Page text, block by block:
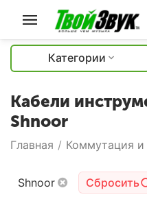
Категории
Кабели
Shnoor
Главная / Коммутация
Shnoor Сбросить